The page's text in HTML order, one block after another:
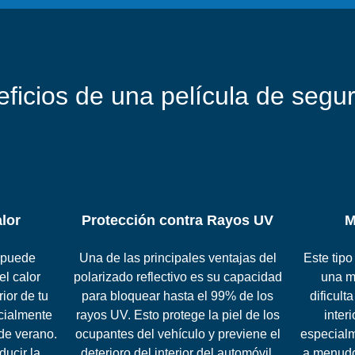
de una película de
calor
de tu
verano.
Protección contra Rayos UV
Una de las principales ventajas del
polarizado reflectivo es su capacidad
para bloquear hasta el 99% de los
rayos UV. Esto protege la piel de los
ocupantes del vehículo y previene el
Este
una